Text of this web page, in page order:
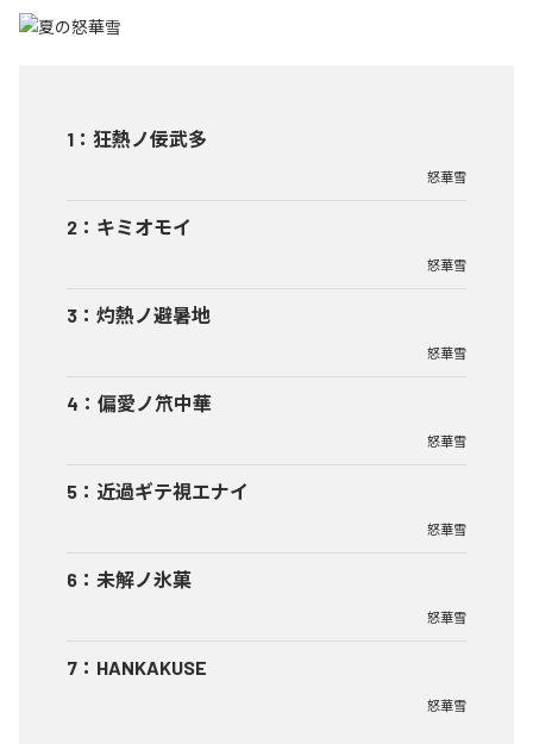
1 ： 狂熱ノ佞武多
怒華雪
2 ： キミオモイ
怒華雪
3 ： 灼熱ノ避暑地
怒華雪
4 ： 偏愛ノ笊中華
怒華雪
5 ： 近過ギテ視エナイ
怒華雪
6 ： 未解ノ氷菓
怒華雪
7 ： HANKAKUSE
怒華雪